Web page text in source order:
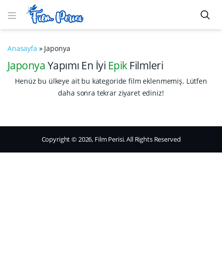
Anasayfa » Japonya
Japonya Yapımı En İyi Epik Filmleri
Henüz bu ülkeye ait bu kategoride film eklenmemiş. Lütfen
daha sonra tekrar ziyaret ediniz!
Copyright © 2026, Film Perisi. All Rights Reserved